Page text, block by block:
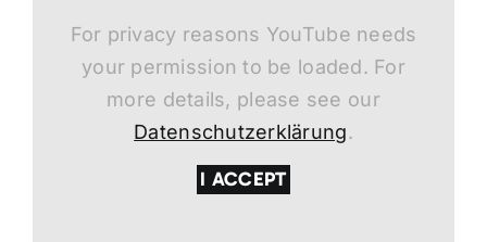
For privacy reasons YouTube needs
your permission to be loaded. For
more details, please see our
Datenschutzerklärung.
I ACCEPT